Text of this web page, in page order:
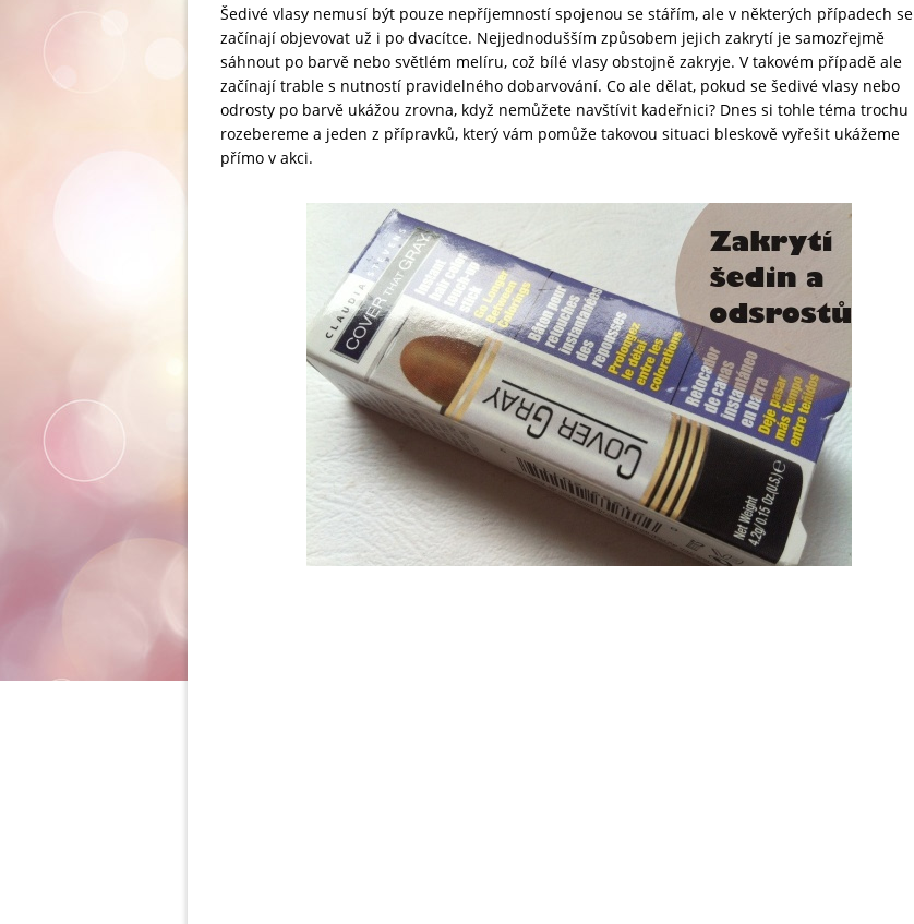
Šedivé vlasy nemusí být pouze nepříjemností spojenou se stářím, ale v některých případech se
začínají objevovat už i po dvacítce. Nejjednodušším způsobem jejich zakrytí je samozřejmě
sáhnout po barvě nebo světlém melíru, což bílé vlasy obstojně zakryje. V takovém případě ale
začínají trable s nutností pravidelného dobarvování. Co ale dělat, pokud se šedivé vlasy nebo
odrosty po barvě ukážou zrovna, když nemůžete navštívit kadeřnici? Dnes si tohle téma trochu
rozebereme a jeden z přípravků, který vám pomůže takovou situaci bleskově vyřešit ukážeme
přímo v akci.